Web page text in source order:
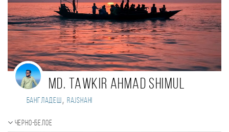
Md. Tawkir Ahmad Shimul
Бангладеш, Rajshahi
Черно-белое